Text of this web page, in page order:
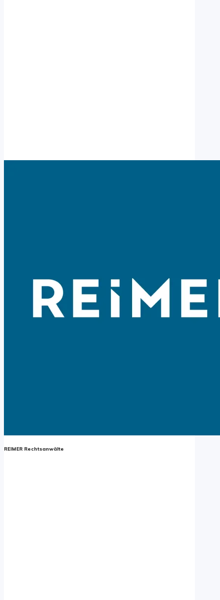
REIMER Rechtsanwälte